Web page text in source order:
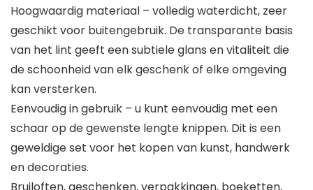
Hoogwaardig materiaal – volledig waterdicht, zeer
geschikt voor buitengebruik. De transparante basis
van het lint geeft een subtiele glans en vitaliteit die
de schoonheid van elk geschenk of elke omgeving
kan versterken.
Eenvoudig in gebruik – u kunt eenvoudig met een
schaar op de gewenste lengte knippen. Dit is een
geweldige set voor het kopen van kunst, handwerk
en decoraties.